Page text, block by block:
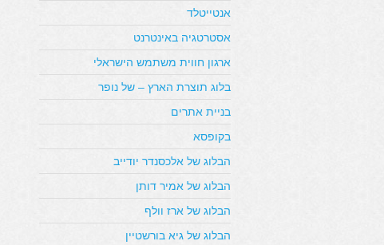
אנטייטלד
אסטרטגיה באינטרנט
ארגון חווית משתמש הישראלי
בלוג תוצרת הארץ – של נופר
בניית אתרים
בקופסא
הבלוג של אלכסנדר יודייב
הבלוג של אמיר דותן
הבלוג של ארז וולף
הבלוג של גיא בורשטיין